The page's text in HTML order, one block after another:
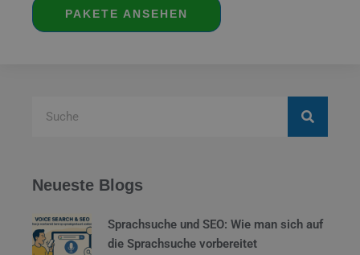
PAKETE ANSEHEN
Neueste Blogs
Sprachsuche und SEO: Wie man sich auf
die Sprachsuche vorbereitet